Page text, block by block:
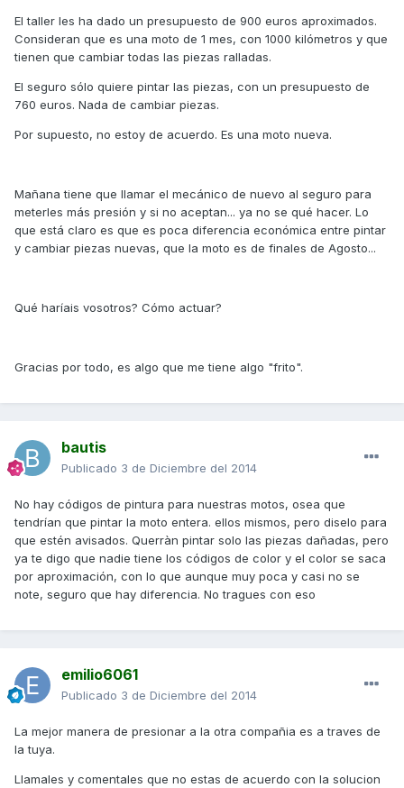
El taller les ha dado un presupuesto de 900 euros aproximados.
Consideran que es una moto de 1 mes, con 1000 kilómetros y que
tienen que cambiar todas las piezas ralladas.
El seguro sólo quiere pintar las piezas, con un presupuesto de
760 euros. Nada de cambiar piezas.
Por supuesto, no estoy de acuerdo. Es una moto nueva.
Mañana tiene que llamar el mecánico de nuevo al seguro para
meterles más presión y si no aceptan... ya no se qué hacer. Lo
que está claro es que es poca diferencia económica entre pintar
y cambiar piezas nuevas, que la moto es de finales de Agosto...
Qué haríais vosotros? Cómo actuar?
Gracias por todo, es algo que me tiene algo "frito".
bautis
Publicado 3 de Diciembre del 2014
No hay códigos de pintura para nuestras motos, osea que
tendrían que pintar la moto entera. ellos mismos, pero diselo para
que estén avisados. Querràn pintar solo las piezas dañadas, pero
ya te digo que nadie tiene los códigos de color y el color se saca
por aproximación, con lo que aunque muy poca y casi no se
note, seguro que hay diferencia. No tragues con eso
emilio6061
Publicado 3 de Diciembre del 2014
La mejor manera de presionar a la otra compañia es a traves de
la tuya.
Llamales y comentales que no estas de acuerdo con la solucion